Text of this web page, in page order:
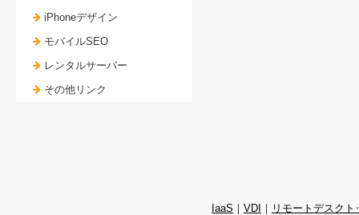
iPhoneデザイン
モバイルSEO
レンタルサーバー
その他リンク
IaaS ｜ VDI ｜ リモートデスクト